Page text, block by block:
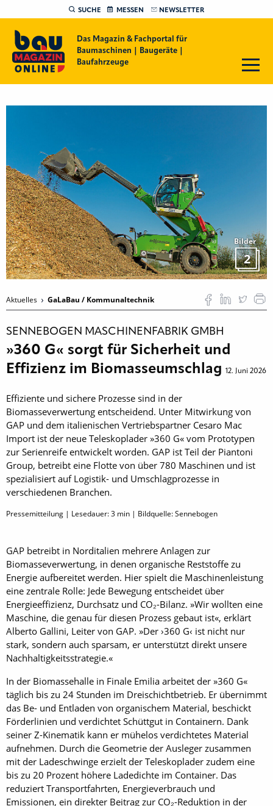
SUCHE MESSEN NEWSLETTER
Das Magazin & Fachportal für
Baumaschinen | Baugeräte |
Baufahrzeuge
Bilder
2
Aktuelles GaLaBau / Kommunaltechnik
SENNEBOGEN MASCHINENFABRIK GMBH
»360 G« sorgt für Sicherheit und
Effizienz im Biomasseumschlag 12. Juni 2026
Effiziente und sichere Prozesse sind in der
Biomasseverwertung entscheidend. Unter Mitwirkung von
GAP und dem italienischen Vertriebspartner Cesaro Mac
Import ist der neue Teleskoplader »360 G« vom Prototypen
zur Serienreife entwickelt worden. GAP ist Teil der Piantoni
Group, betreibt eine Flotte von über 780 Maschinen und ist
spezialisiert auf Logistik- und Umschlagprozesse in
verschiedenen Branchen.
Pressemitteilung | Lesedauer:3 min | Bildquelle: Sennebogen
GAP betreibt in Norditalien mehrere Anlagen zur
Biomasseverwertung, in denen organische Reststoffe zu
Energie aufbereitet werden. Hier spielt die Maschinenleistung
eine zentrale Rolle: Jede Bewegung entscheidet über
Energieeffizienz, Durchsatz und CO₂-Bilanz. »Wir wollten eine
Maschine, die genau für diesen Prozess gebaut ist«, erklärt
Alberto Gallini, Leiter von GAP. »Der ›360 G‹ ist nicht nur
stark, sondern auch sparsam, er unterstützt direkt unsere
Nachhaltigkeitsstrategie.«
In der Biomassehalle in Finale Emilia arbeitet der »360 G«
täglich bis zu 24 Stunden im Dreischichtbetrieb. Er übernimmt
das Be- und Entladen von organischem Material, beschickt
Förderlinien und verdichtet Schüttgut in Containern. Dank
seiner Z-Kinematik kann er mühelos verdichtetes Material
aufnehmen. Durch die Geometrie der Ausleger zusammen
mit der Ladeschwinge erzielt der Tele­skoplader zudem eine
bis zu 20 Prozent höhere Ladedichte im Container. Das
reduziert Transportfahrten, Energieverbrauch und
Emissionen, ein direkter Beitrag zur CO₂-Reduktion in der